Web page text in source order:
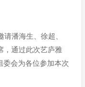
潘海生、徐超、
通过此次艺庐雅
委会为各位参加本次